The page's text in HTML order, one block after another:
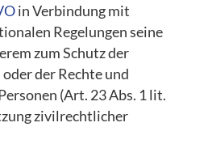
in Verbindung mit
Regelungen seine
zum Schutz der
der Rechte und
(Art. 23 Abs. 1 lit.
zivilrechtlicher